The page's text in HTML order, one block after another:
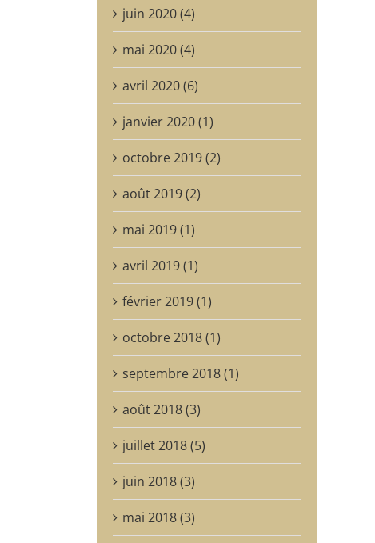
juin 2020 (4)
mai 2020 (4)
avril 2020 (6)
janvier 2020 (1)
octobre 2019 (2)
août 2019 (2)
mai 2019 (1)
avril 2019 (1)
février 2019 (1)
octobre 2018 (1)
septembre 2018 (1)
août 2018 (3)
juillet 2018 (5)
juin 2018 (3)
mai 2018 (3)